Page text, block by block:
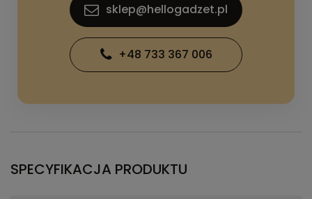
sklep@hellogadzet.pl
+48 733 367 006
SPECYFIKACJA PRODUKTU